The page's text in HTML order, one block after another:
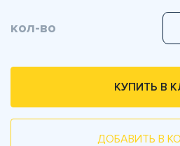
кол-во
КУПИТЬ В
ДОБАВИТЬ В